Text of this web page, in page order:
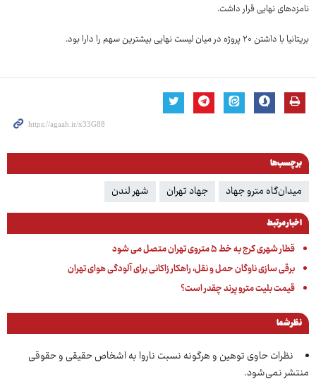
نامزدهای نهایی قرار داشت.
بریتانیا با داشتن ۲۰ پروژه در میان لیست نهایی بیشترین سهم را دارا بود.
برچسب‌ها
میدان‌گاه مترو جهاد جهاد تهران شهر لندن
اخبار مرتبط
قطار شهری کرج به خط ۵ متروی تهران متصل می شود
برقی سازی ناوگان حمل و نقل، راهکار زاکانی برای آلودگی هوای تهران
قیمت بلیت مترو پرند چقدر است؟
نظر شما
نظرات حاوی توهین و هرگونه نسبت ناروا به اشخاص حقیقی و حقوقی
منتشر نمی‌شود.